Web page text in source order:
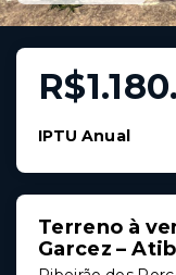
IPTU Anual
Terreno à
Garcez –